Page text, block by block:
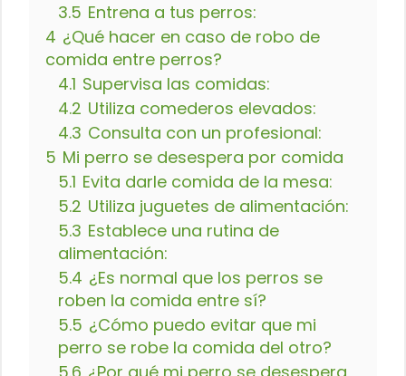
3.5 Entrena a tus perros:
4 ¿Qué hacer en caso de robo de
comida entre perros?
4.1 Supervisa las comidas:
4.2 Utiliza comederos elevados:
4.3 Consulta con un profesional:
5 Mi perro se desespera por comida
5.1 Evita darle comida de la mesa:
5.2 Utiliza juguetes de alimentación:
5.3 Establece una rutina de
alimentación:
5.4 ¿Es normal que los perros se
roben la comida entre sí?
5.5 ¿Cómo puedo evitar que mi
perro se robe la comida del otro?